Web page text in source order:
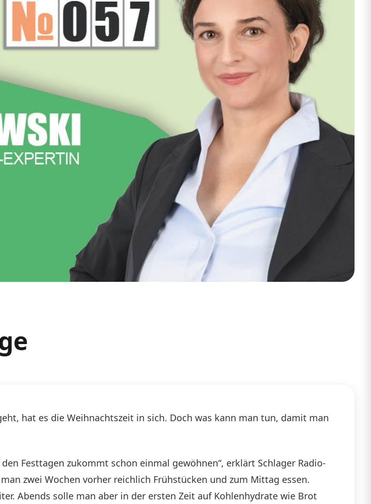
hat es die Weihnachtszeit in sich. Doch was kann man tun, damit man
Festtagen zukommt schon einmal gewöhnen“, erklärt Schlager Radio-
zwei Wochen vorher reichlich Frühstücken und zum Mittag essen.
Abends solle man aber in der ersten Zeit auf Kohlenhydrate wie Brot